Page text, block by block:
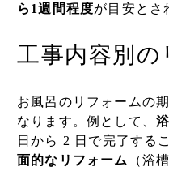
ら1週間程度が目安とさ
工事内容別の
お風呂の リフォームの
なります。例として、
日から 2 日で完了する
面的なリフォーム
（浴